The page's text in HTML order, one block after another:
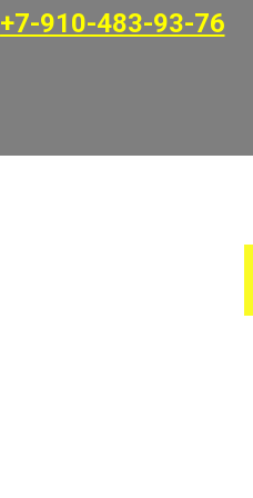
+7-910-483-93-76